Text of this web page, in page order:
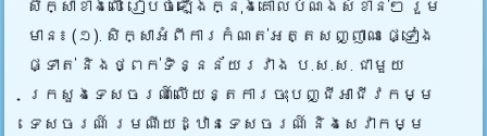
សិក្សាខាងលើ រៀបចំឡើងក្នុងគោលបំណងសំខាន់ៗ រួម
មាន៖ (១). សិក្សាអំពីការកំណត់អត្តសញ្ញាណ ផ្ទៀង
ផ្ទាត់ និងថ្ពក់ទិន្នន័យរវាង ប.ស.ស. ជាមួយ
ក្រសួងទេសចរណ៍លើយន្តការចុះបញ្ជីអាជីវកម្ម
ទេសចរណ៍ រមណីយដ្ឋានទេសចរណ៍ និងសេវាកម្ម